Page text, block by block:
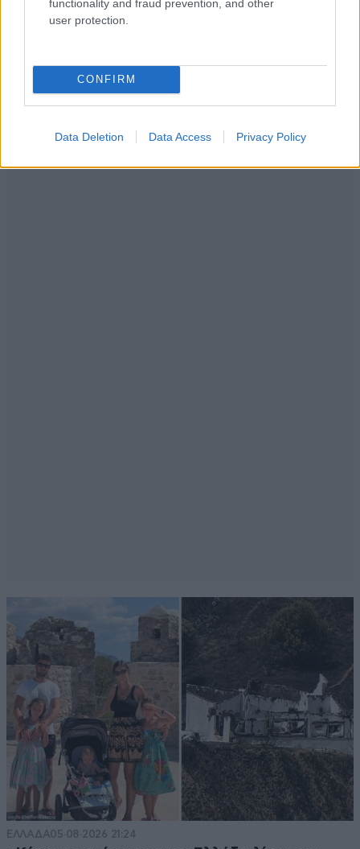
functionality and fraud prevention, and other
user protection.
CONFIRM
Data Deletion Data Access Privacy Policy
ΕΛΛΑΔΑ05·08·2026 21:24